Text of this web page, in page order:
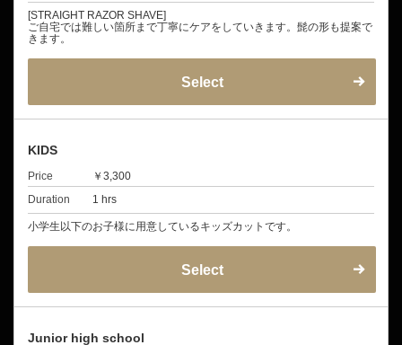
[STRAIGHT RAZOR SHAVE]
ご自宅では難しい箇所まで丁寧にケアをしていきます。髭の形も提案で
きます。
Select
KIDS
Price
￥3,300
Duration
1 hrs
小学生以下のお子様に用意しているキッズカットです。
Select
Junior high school